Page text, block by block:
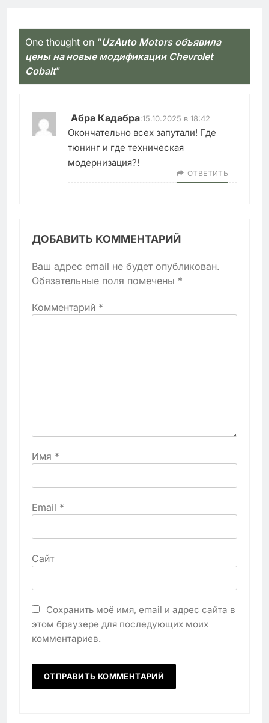
One thought on “UzAuto Motors объявила
цены на новые модификации Chevrolet
Cobalt”
Абра Кадабра:15.10.2025 в 18:42
Окончательно всех запутали! Где
тюнинг и где техническая
модернизация?!
ОТВЕТИТЬ
ДОБАВИТЬ КОММЕНТАРИЙ
Ваш адрес email не будет опубликован.
Обязательные поля помечены *
Комментарий *
Имя *
Email *
Сайт
Сохранить моё имя, email и адрес сайта в
этом браузере для последующих моих
комментариев.